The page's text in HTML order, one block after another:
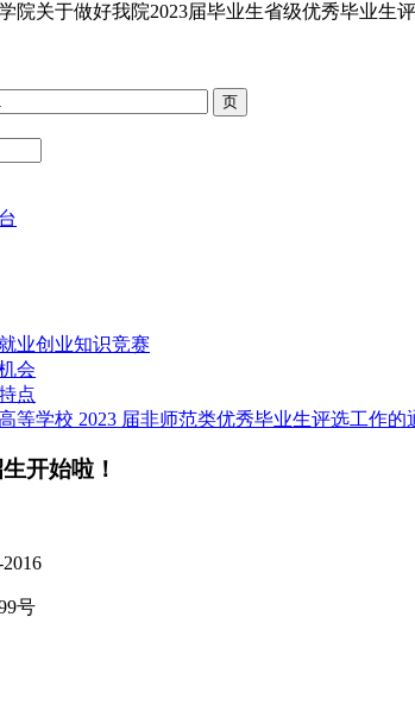
院关于做好我院2023届毕业生省级优秀毕业生
业创业知识竞赛
会
点
等学校 2023 届非师范类优秀毕业生评选工作的
开始啦！
号